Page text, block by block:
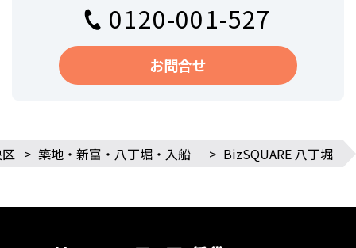
0120-001-527
お問合せ
> 築地・新富・八丁堀・入船 > BizSQUARE 八丁堀